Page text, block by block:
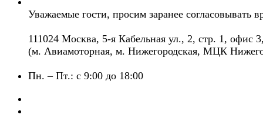
Уважаемые гости, просим заранее согласовывать
111024 Москва, 5-я Кабельная ул., 2, стр. 1, офис
(м. Авиамоторная, м. Нижегородская, МЦК
Пн. – Пт.: с 9:00 до 18:00